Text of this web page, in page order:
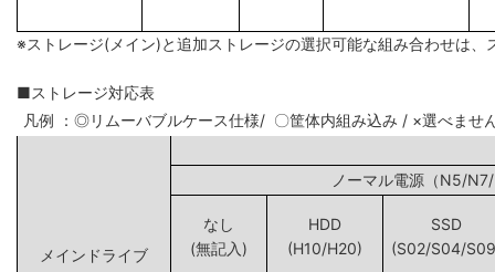
※ストレージ(メイン)と追加ストレージの選択可能な組み合わせは、
■ストレージ対応表
凡例 ：◎リムーバブルケース仕様/ 〇筐体内組み込み / ×選べませ
メインドライブ
ノーマル電源（
なし
(無記入)
HDD
(H10/H20)
SSD
(S02/S04/